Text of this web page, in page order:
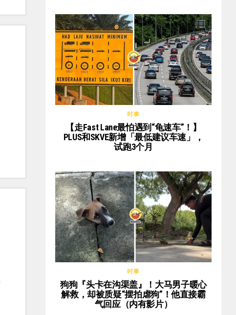
时事
【走Fast Lane最怕遇到“龟速车”！】
PLUS和SKVE新增「最低建议车速」，
试跑3个月
时事
狗狗『头卡在沟渠盖』！大马男子暖心
解救，却被质疑“摆拍虐狗”！他直接霸
气回应（内有影片）